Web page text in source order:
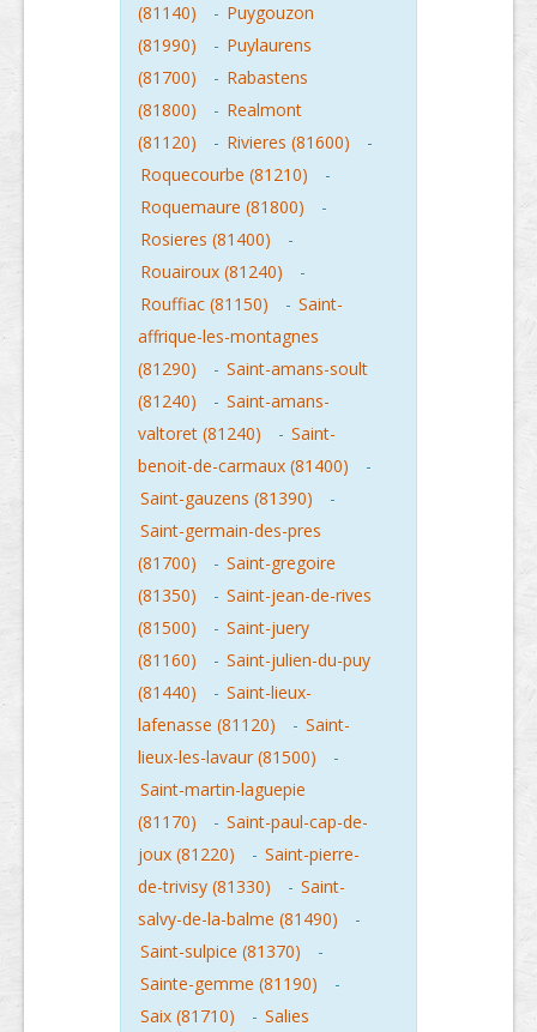
(81140)
- Puygouzon
(81990)
- Puylaurens
(81700)
- Rabastens
(81800)
- Realmont
(81120)
- Rivieres (81600)
-
Roquecourbe (81210)
-
Roquemaure (81800)
-
Rosieres (81400)
-
Rouairoux (81240)
-
Rouffiac (81150)
- Saint-
affrique-les-montagnes
(81290)
- Saint-amans-soult
(81240)
- Saint-amans-
valtoret (81240)
- Saint-
benoit-de-carmaux (81400)
-
Saint-gauzens (81390)
-
Saint-germain-des-pres
(81700)
- Saint-gregoire
(81350)
- Saint-jean-de-rives
(81500)
- Saint-juery
(81160)
- Saint-julien-du-puy
(81440)
- Saint-lieux-
lafenasse (81120)
- Saint-
lieux-les-lavaur (81500)
-
Saint-martin-laguepie
(81170)
- Saint-paul-cap-de-
joux (81220)
- Saint-pierre-
de-trivisy (81330)
- Saint-
salvy-de-la-balme (81490)
-
Saint-sulpice (81370)
-
Sainte-gemme (81190)
-
Saix (81710)
- Salies